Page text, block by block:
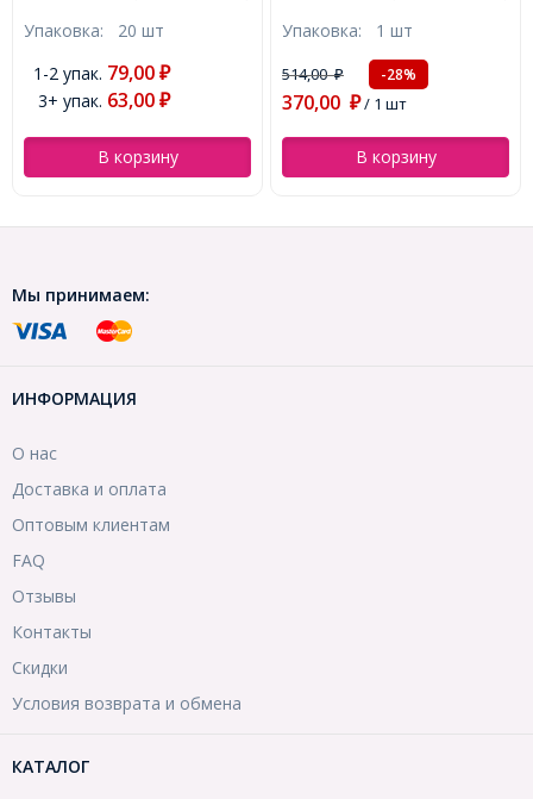
18x18мм, Штифт 0.7мм,
(УТ100020966)
Упаковка: 20 шт
1-2 упак. 79,00 ₽
3+ упак. 63,00 ₽
В корзину
740~1500x40x1мм, Цвет:
Черный, (УТ100021485)
Упаковка: 1 шт
514,00₽ -28%
370,00 ₽/ 1 шт
В корзину
Мы принимаем:
ИНФОРМАЦИЯ
О нас
Доставка и оплата
Оптовым клиентам
FAQ
Отзывы
Контакты
Скидки
Условия возврата и обмена
КАТАЛОГ